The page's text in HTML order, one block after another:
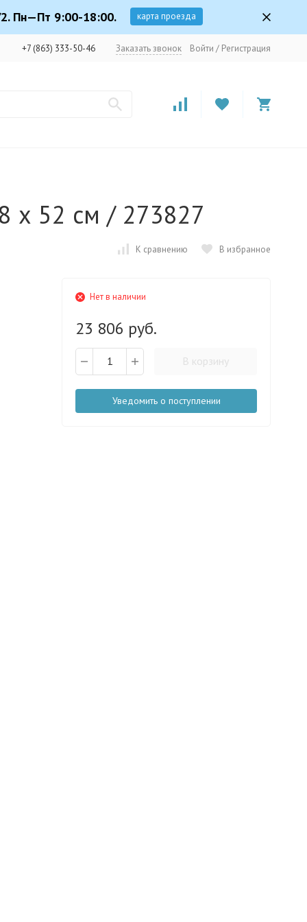
Пн—Пт 9:00-18:00. карта проезда
+7 (863) 333-50-46 Заказать звонок Войти / Регистрация
х 52 см / 273827
К сравнению В избранное
Нет в наличии
23 806 руб.
В корзину
Уведомить о поступлении